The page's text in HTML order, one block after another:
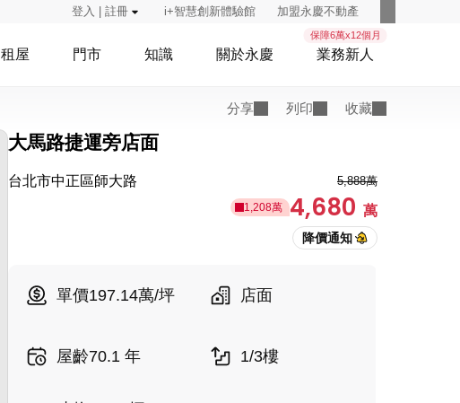
登入 | 註冊 i+智慧創新體驗館 加盟永慶不動產
租屋 門市 知識 關於永慶
保障6萬x12個月
業務新人
分享 列印 收藏
大馬路捷運旁店面
台北市中正區師大路 5,888萬
1,208萬 4,680 萬
單價197.14萬/坪 店面
屋齡70.1 年 1/3樓